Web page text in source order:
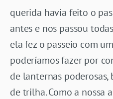
querida havia feito o
antes e nos passou
ela fez o passeio com
poderíamos fazer por
de lanternas
de trilha. Como a nossa